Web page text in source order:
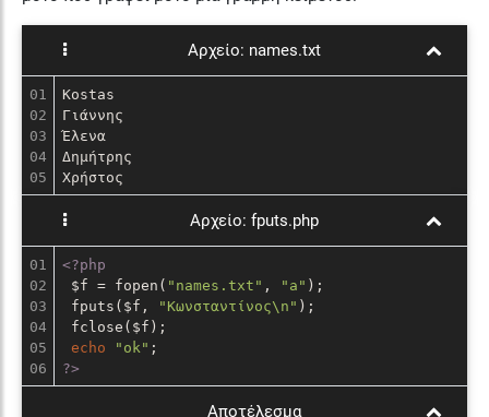
Αρχείο: names.txt
01
02
03
04
Kostas
Γιάννης
Έλενα
Δημήτρης
Χρήστος
Αρχείο: fputs.php
01
02
03
04
05
<?php
$f = fopen( "names.txt" , "a" );
fputs($f,
"Κωνσταντίνος\n" );
fclose($f);
echo
"ok"
?>
Αποτέλεσμα